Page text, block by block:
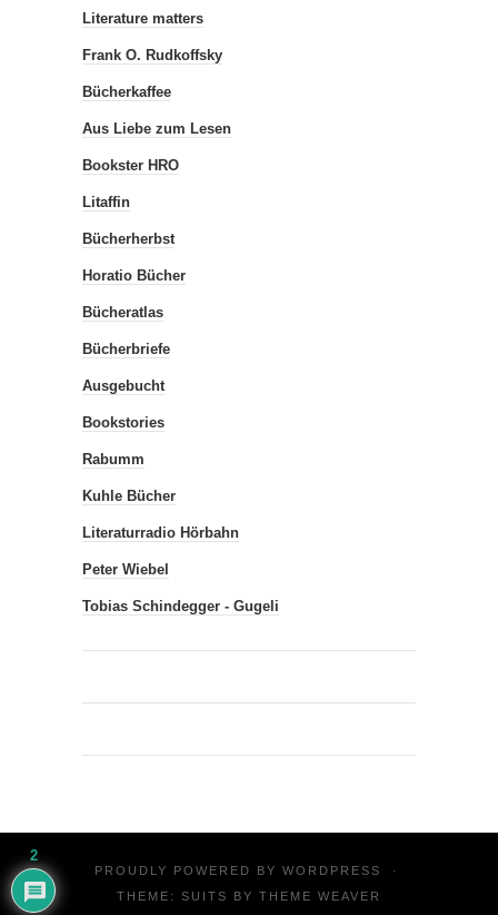
Literature matters
Frank O. Rudkoffsky
Bücherkaffee
Aus Liebe zum Lesen
Bookster HRO
Litaffin
Bücherherbst
Horatio Bücher
Bücheratlas
Bücherbriefe
Ausgebucht
Bookstories
Rabumm
Kuhle Bücher
Literaturradio Hörbahn
Peter Wiebel
Tobias Schindegger - Gugeli
PROUDLY POWERED BY WORDPRESS
·
THEME: SUITS BY THEME WEAVER
2